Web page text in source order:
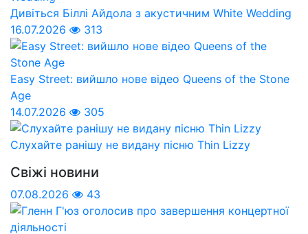
Дивіться Біллі Айдола з акустичним White Wedding
16.07.2026
313
Easy Street: вийшло нове відео Queens of the Stone
Age
14.07.2026
305
Слухайте ранішу не видану пісню Thin Lizzy
Свіжі новини
07.08.2026 43